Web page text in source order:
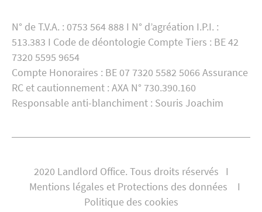
N° de T.V.A. : 0753 564 888 I N° d’agréation I.P.I. :
513.383 I Code de déontologie Compte Tiers : BE 42
7320 5595 9654
Compte Honoraires : BE 07 7320 5582 5066 Assurance
RC et cautionnement : AXA N° 730.390.160
Responsable anti-blanchiment : Souris Joachim
2020 Landlord Office. Tous droits réservés I
Mentions légales et Protections des données
I
Politique des cookies